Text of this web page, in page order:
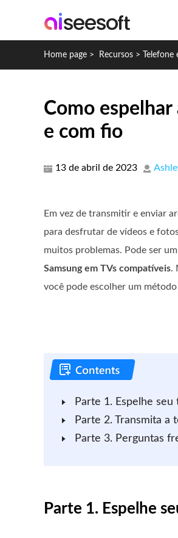
Home page > Recursos > Telefone
Como
e com fio
13 de abril de 2023
Em vez de transmitir e enviar
para desfrutar de vídeos e
muitos problemas. Pode ser
Samsung em TVs compatíveis.
você pode escolher um
Parte 1. Espelhe
Parte 2. Transmita a
Parte 3. Perguntas
Parte 1. Espelhe